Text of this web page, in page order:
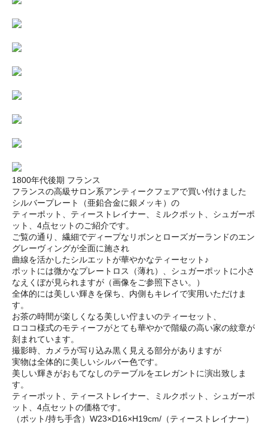
1800年代後期 フランス
フランスの高級サロン系アンティークフェアで買い付けました
シルバープレート（亜鉛合金に銀メッキ）の
ティーポット、ティーストレイナー、ミルクポット、シュガーポ
ット、4点セットのご紹介です。
ご覧の通り、繊細でディープなリボンとローズガーランドのエン
グレーヴィングが全面に施され
曲線を活かしたシルエットが華やかなティーセット♪
ポットには微かなプレートロス（薄れ）、シュガーポットに小さ
なえくぼが見られますが（画像をご参照下さい。）
全体的には美しい輝きを保ち、内側もキレイで実用いただけま
す。
お茶の時間が楽しくなる美しい佇まいのティーセット、
ロココ様式のモティーフがとても華やかで階級の高い家の紋章が
刻まれています。
撮影時、カメラが写り込み黒く見える部分がありますが
実物は全体的に美しいシルバー色です。
美しい輝きがおもてなしのテーブルをエレガントに演出致しま
す。
ティーポット、ティーストレイナー、ミルクポット、シュガーポ
ット、4点セットの価格です。
（ポット/持ち手含）W23×D16×H19cm/（ティーストレイナー）